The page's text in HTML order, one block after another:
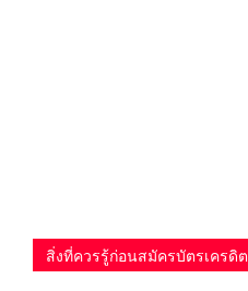
สิ่งที่ควรรู้ก่อนสมัครบัตรเครดิต